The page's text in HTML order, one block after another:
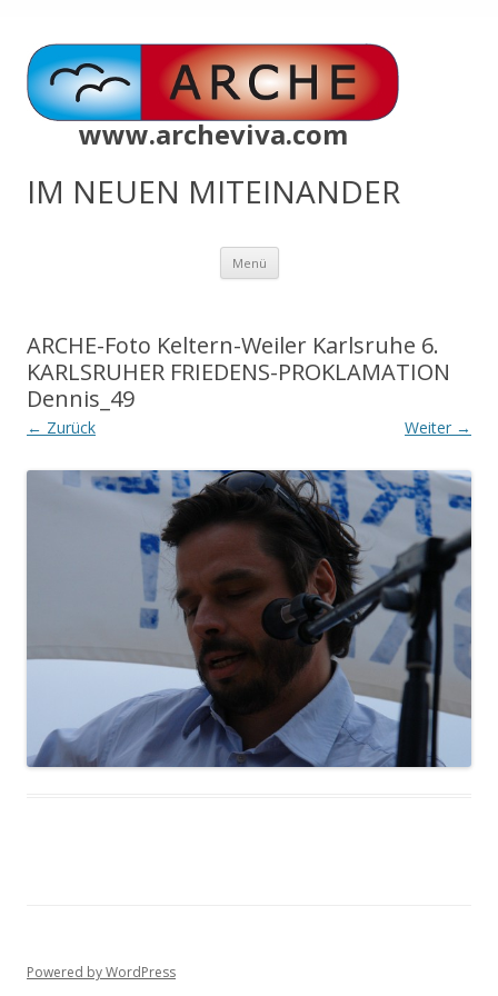
www.archeviva.com
IM NEUEN MITEINANDER
Menü Zum
springen
ARCHE-Foto Keltern-Weiler Karlsruhe 6.
KARLSRUHER FRIEDENS-PROKLAMATION
Dennis_49
← Zurück Weiter →
Powered by WordPress